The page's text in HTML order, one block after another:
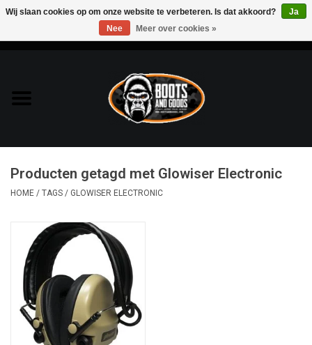
Bags & Packs
Bescherming
Messen & Multitools
Schoenen
Speelgoed
Producten getagd met Glowiser Electronic
HOME / TAGS / GLOWISER ELECTRONIC
Wij slaan cookies op om onze website te verbeteren. Is dat akkoord?
Ja
Nee
Meer over cookies »